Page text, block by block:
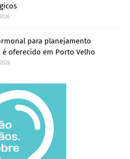
para planejamento
oferecido em Porto Velho